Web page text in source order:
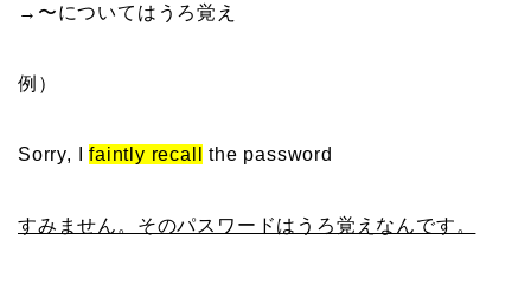
→〜についてはうろ覚え
例）
Sorry, Ifaintly recall the password
すみません。そのパスワードはうろ覚えなんです。